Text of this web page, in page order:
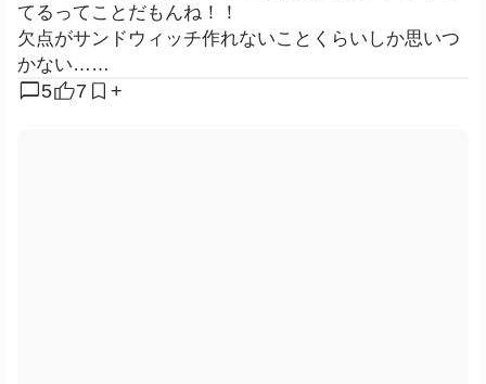
てるってことだもんね！！
欠点がサンドウィッチ作れないことくらいしか思いつ
かない……
chat_bubble5 7 +